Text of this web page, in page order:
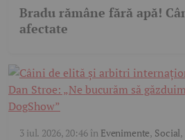
Bradu rămâne fără apă!
afectate
3 iul. 2026, 20:46în Evenimente, Social,